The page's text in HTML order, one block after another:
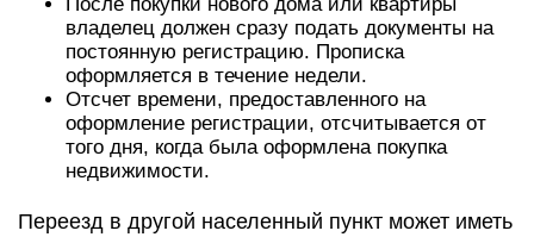
владелец должен сразу подать документы на
постоянную регистрацию. Прописка
оформляется в течение недели.
Отсчет времени, предоставленного на
оформление регистрации, отсчитывается от
того дня, когда была оформлена покупка
недвижимости.
Переезд в другой населенный пункт может иметь